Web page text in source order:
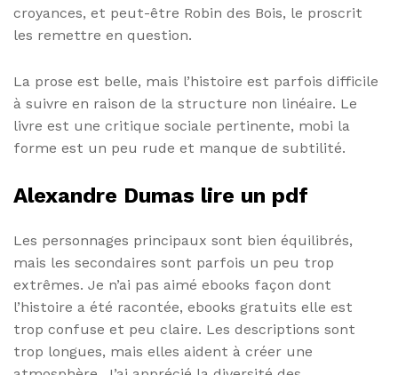
croyances, et peut-être Robin des Bois, le proscrit
les remettre en question.
La prose est belle, mais l’histoire est parfois difficile
à suivre en raison de la structure non linéaire. Le
livre est une critique sociale pertinente, mobi la
forme est un peu rude et manque de subtilité.
Alexandre Dumas lire un pdf
Les personnages principaux sont bien équilibrés,
mais les secondaires sont parfois un peu trop
extrêmes. Je n’ai pas aimé ebooks façon dont
l’histoire a été racontée, ebooks gratuits elle est
trop confuse et peu claire. Les descriptions sont
trop longues, mais elles aident à créer une